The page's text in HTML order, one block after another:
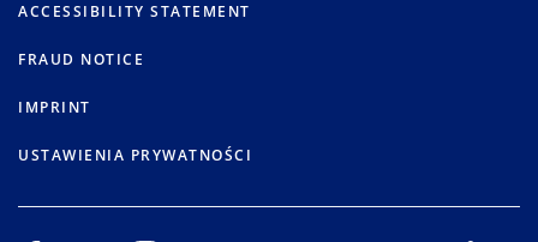
ACCESSIBILITY STATEMENT
FRAUD NOTICE
IMPRINT
USTAWIENIA PRYWATNOŚCI